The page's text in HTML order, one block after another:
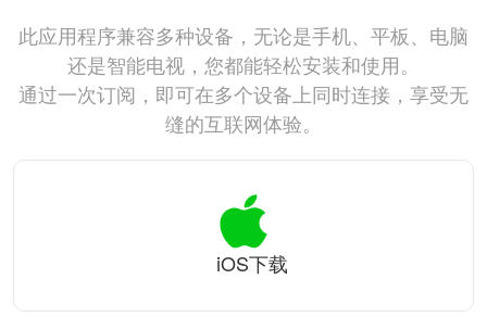
此应用程序兼容多种设备，无论是手机、平板、电脑
还是智能电视，您都能轻松安装和使用。
通过一次订阅，即可在多个设备上同时连接，享受无
缝的互联网体验。
iOS下载